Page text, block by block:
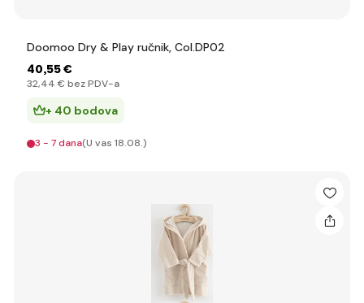
Doomoo Dry & Play ručnik, Col.DP02
40,55 €
32,44 € bez PDV-a
+ 40 bodova
3 - 7 dana(U vas 18.08.)